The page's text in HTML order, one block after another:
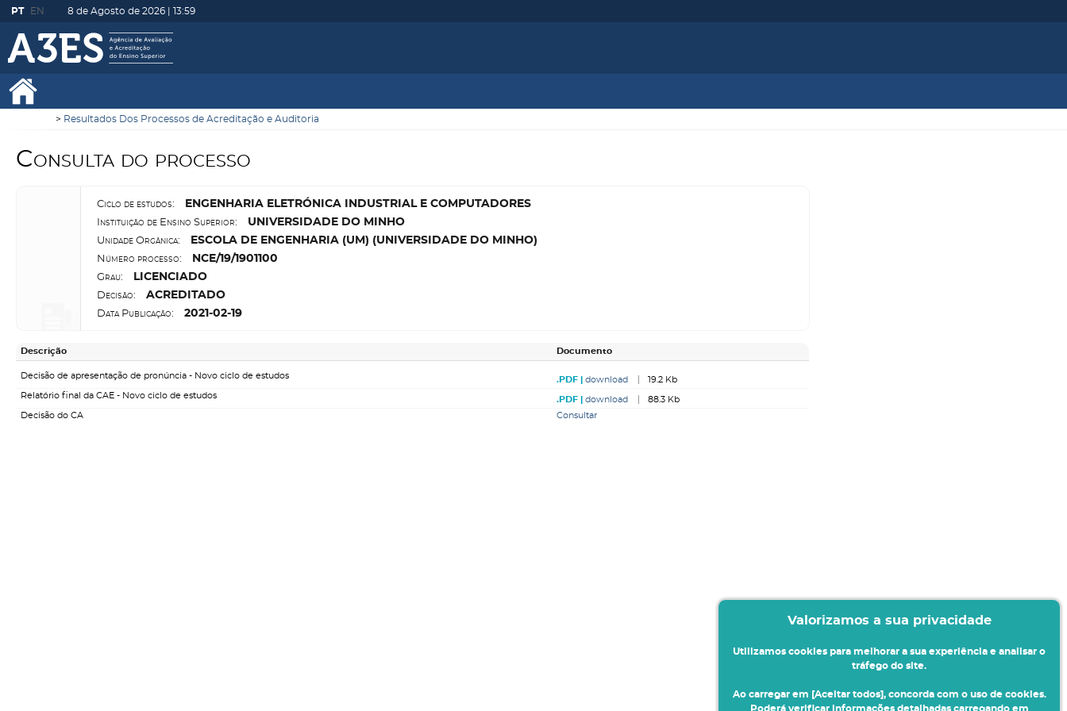
PT EN 8 de Agosto de 2026 | 13:59
Resultados Dos Processos de Acreditação e Auditoria
Consulta do processo
Ciclo de estudos: E NGENHARIA ELETRÓNICA INDUSTRIAL E COMPUTADORES
Instituição de Ensino Superior: U NIVERSIDADE DO MINHO
Unidade Orgânica: ESCOLA DE ENGENHARIA (UM) (UNIVERSIDADE DO MINHO)
Número processo: N CE/19/1901100
Grau: LICENCIADO
Decisão: ACREDITADO
Data Publicação: 2021-02-19
Descrição Documento
Decisão de apresentação de pronúncia - Novo ciclo de estudos download
19.2 Kb
Relatório final da CAE - Novo ciclo de estudos
download
88.3 Kb
Decisão do CA
Consultar
Valorizamos a sua privacidade
Utilizamos cookies para melhorar a sua experiência e analisar o
tráfego do site.
Ao carregar em [Aceitar todos], concorda com o uso de cookies.
Poderá verificar informações detalhadas carregando em